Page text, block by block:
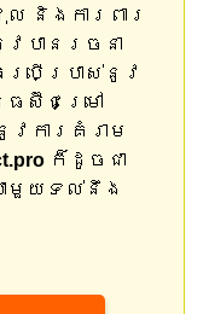
និងការពារ
បានរចនា
រើប្រាស់នូវ
ធស៊ីជម្រៅ
វការគំរាម
ក៏ដូចជា
ាមួយទល់នឹង